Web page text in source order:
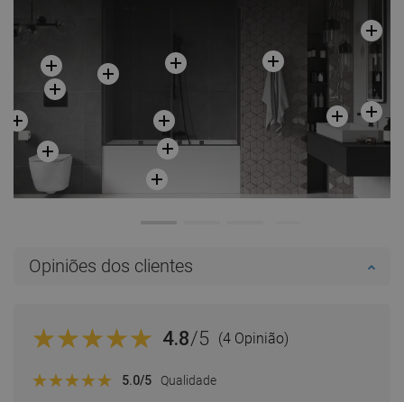
Opiniões dos clientes
4.8/5 (4 Opinião)
5.0/5 Qualidade